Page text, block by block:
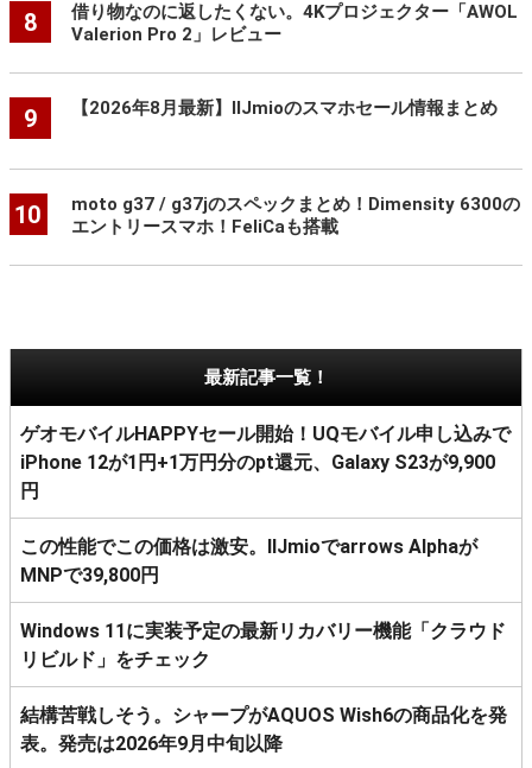
8
借り物なのに返したくない。4Kプロジェクター「AWOL
Valerion Pro 2」レビュー
9 【2026年8月最新】IIJmioのスマホセール情報まとめ
10
moto g37 / g37jのスペックまとめ！Dimensity 6300の
エントリースマホ！FeliCaも搭載
最新記事一覧！
ゲオモバイルHAPPYセール開始！UQモバイル申し込みで
iPhone 12が1円+1万円分のpt還元、Galaxy S23が9,900
円
この性能でこの価格は激安。IIJmioでarrows Alphaが
MNPで39,800円
Windows 11に実装予定の最新リカバリー機能「クラウド
リビルド」をチェック
結構苦戦しそう。シャープがAQUOS Wish6の商品化を発
表。発売は2026年9月中旬以降